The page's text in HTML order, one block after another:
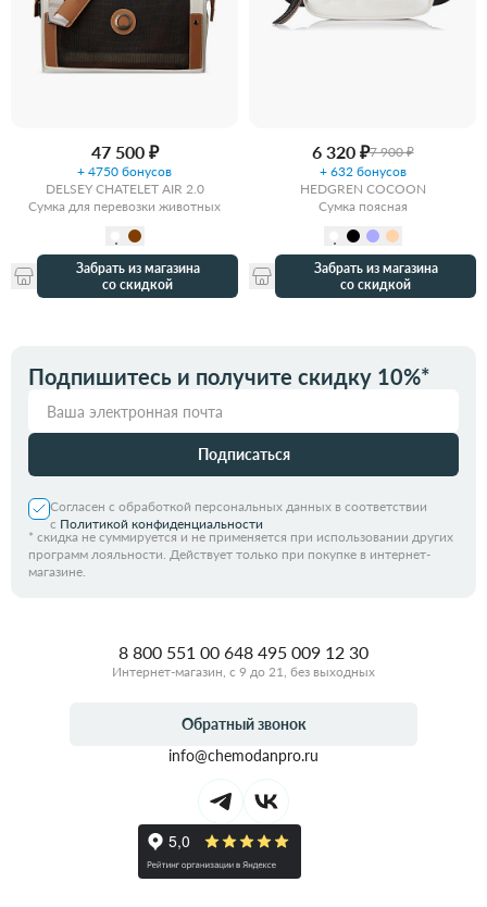
47 500 ₽
+ 4750 бонусов
DELSEY CHATELET AIR 2.0
Сумка для перевозки животных
Забрать из магазина
со скидкой
6 320 ₽7 900 ₽
+ 632 бонусов
HEDGREN COCOON
Сумка поясная
Забрать из магазина
со скидкой
Подпишитесь и получите скидку 10%*
Подписаться
Согласен с обработкой персональных данных в соответствии
с Политикой конфиденциальности
* скидка не суммируется и не применяется при использовании других
программ лояльности. Действует только при покупке в интернет-
магазине.
8 800 551 00 648 495 009 12 30
Интернет-магазин, с 9 до 21, без выходных
Обратный звонок
info@chemodanpro.ru